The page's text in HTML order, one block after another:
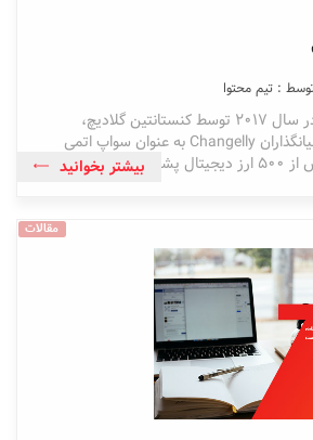
: تیم محتوا
کیف پول اتمیک که در سال 2017 توسط کنستانتین گلادیچ،
مدیرعامل و یکی از بنیانگذاران Changelly به عنوان سواپ اتمی
می کند.
بیشتر بخوانید
مقالات